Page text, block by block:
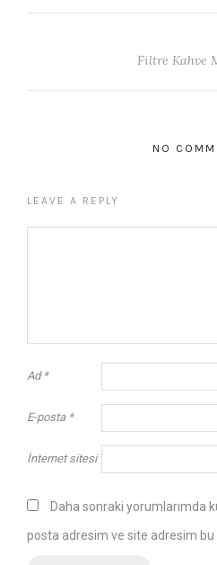
Filtre Kahve
NO
LEAVE A REPLY
Ad *
E-posta *
İnternet sitesi
Daha sonraki yorumlarımda
posta adresim ve site adresim bu